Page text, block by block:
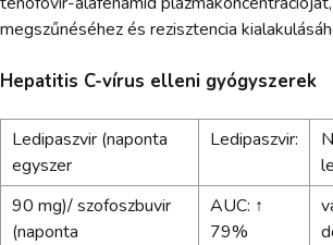
megszűnéséhez és rezisztencia
Hepatitis C-vírus elleni gyógyszerek
Ledipaszvir (naponta
egyszer
Ledipaszvir:
90 mg)/ szofoszbuvir
(naponta
AUC: ↑
79%